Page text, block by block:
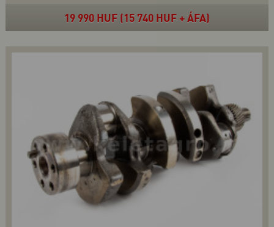
19 990 HUF (15 740 HUF + ÁFA)